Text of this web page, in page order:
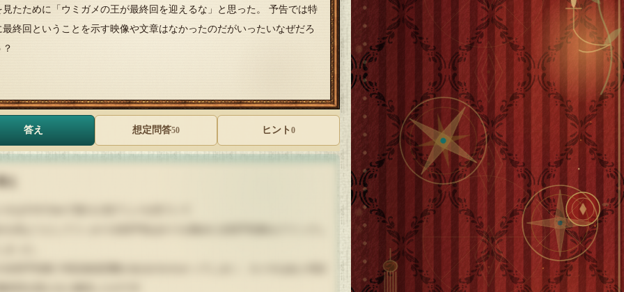
見たために「ウミガメの王が最終回を迎えるな」と思った。 予告では特
最終回ということを示す映像や文章はなかったのだがいったいなぜだろ
答え 想定問答50 ヒント 0